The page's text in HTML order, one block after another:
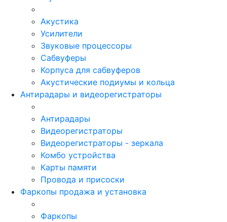
Акустика
Усилители
Звуковые процессоры
Сабвуферы
Корпуса для сабвуферов
Акустические подиумы и кольца
Антирадары и видеорегистраторы
Антирадары
Видеорегистраторы
Видеорегистраторы - зеркала
Комбо устройства
Карты памяти
Провода и присоски
Фаркопы продажа и установка
Фаркопы